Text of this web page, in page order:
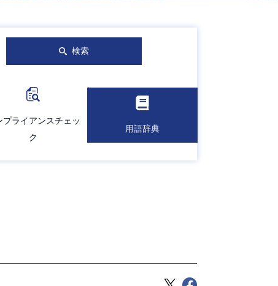
検索
プライアンスチェッ
ク
用語辞典